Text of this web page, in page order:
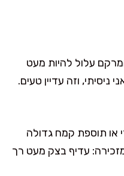
אבל המרקם עלול להיות מעט
ניסיתי, וזה עדיין טעים.
או תוספת קמח גדולה
עדיף בצק מעט רך